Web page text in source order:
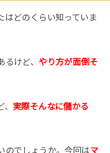
はどのくらい知っていま
るけど、 やり方が面倒そ
実際そんなに儲かる
のでしょうか。今回はマ